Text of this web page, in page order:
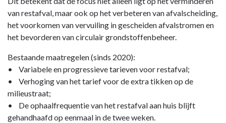
van restafval, maar ook op het verbeteren van afvalscheiding,
het voorkomen van vervuiling in gescheiden afvalstromen en
het bevorderen van circulair grondstoffenbeheer.
Bestaande maatregelen (sinds 2020):
• Variabele en progressieve tarieven voor restafval;
• Verhoging van het tarief voor de extra tikken op de
milieustraat;
• De ophaalfrequentie van het restafval aan huis blijft
gehandhaafd op eenmaal in de twee weken.